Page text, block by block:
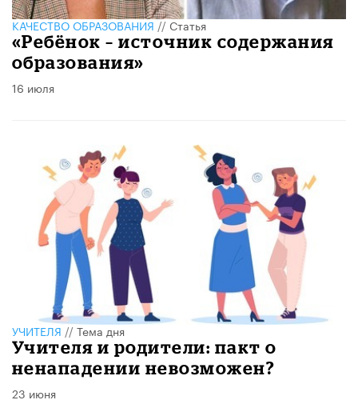
КАЧЕСТВО ОБРАЗОВАНИЯ//Статья
«Ребёнок – источник содержания
образования»
16 июля
УЧИТЕЛЯ // Тема дня
Учителя и родители: пакт о
ненападении невозможен?
23 июня